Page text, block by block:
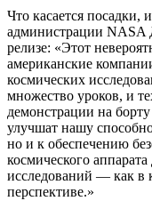
Что касается посадки,
администрации NASA
релизе: «Этот
американские
космических
множество уроков, и
демонстрации на
улучшат нашу
но и к обеспечению
космического
исследований — как в
перспективе.»